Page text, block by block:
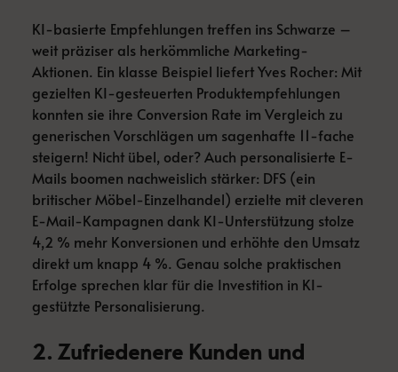
KI-basierte Empfehlungen treffen ins Schwarze –
weit präziser als herkömmliche Marketing-
Aktionen. Ein klasse Beispiel liefert Yves Rocher: Mit
gezielten KI-gesteuerten Produktempfehlungen
konnten sie ihre Conversion Rate im Vergleich zu
generischen Vorschlägen um sagenhafte 11-fache
steigern! Nicht übel, oder? Auch personalisierte E-
Mails boomen nachweislich stärker: DFS (ein
britischer Möbel-Einzelhandel) erzielte mit cleveren
E-Mail-Kampagnen dank KI-Unterstützung stolze
4,2 % mehr Konversionen und erhöhte den Umsatz
direkt um knapp 4 %. Genau solche praktischen
Erfolge sprechen klar für die Investition in KI-
gestützte Personalisierung.
2. Zufriedenere Kunden und